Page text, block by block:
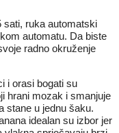
sati, ruka automatski
automatu. Da biste
radno okruženje
i orasi bogati su
hrani mozak i smanjuje
stane u jednu šaku.
idealan su izbor jer